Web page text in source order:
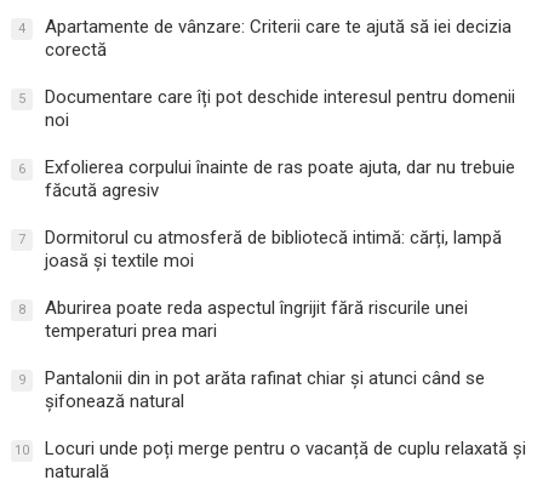
4
Apartamente de vânzare: Criterii care te ajută să iei decizia
corectă
5
Documentare care îți pot deschide interesul pentru domenii
noi
6
Exfolierea corpului înainte de ras poate ajuta, dar nu trebuie
făcută agresiv
7
Dormitorul cu atmosferă de bibliotecă intimă: cărți, lampă
joasă și textile moi
8
Aburirea poate reda aspectul îngrijit fără riscurile unei
temperaturi prea mari
9
Pantalonii din in pot arăta rafinat chiar și atunci când se
șifonează natural
10
Locuri unde poți merge pentru o vacanță de cuplu relaxată și
naturală